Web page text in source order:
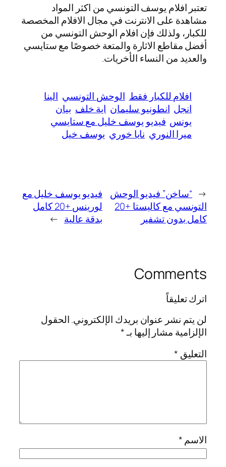
تعتبر افلام يوسف التونسي من اكثر المواد
مشاهدة على الانترنت في مجال الافلام المخصصة
للكبار، ولذلك فإن افلام الوحش التونسي من
أفضل مقاطع الاثارة والمتعة خصوصًا مع ستايسي
والعديد من النساء الأخريات.
افلام للكبار فقط الوحش التونسي الينا
انجل انطونيو سليمان اية خلف بيان
يونس فيديو يوسف خليل مع ستايسي
ميرا النوري نايا خوري يوسف خيل
← “ساخن” فيديو الوحش
التونسي مع كاليستا +20
كامل بدون تشفير
فيديو يوسف خليل مع
لورينس +20 كامل
بدقة عالية →
Comments
اترك تعليقاً
لن يتم نشر عنوان بريدك الإلكتروني.الحقول
الإلزامية مشار إليها بـ*
التعليق *
الاسم*